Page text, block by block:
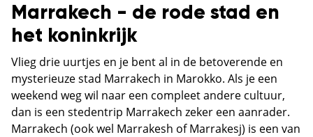
Marrakech - de rode stad en
het koninkrijk
Vlieg drie uurtjes en je bent al in de betoverende en
mysterieuze stad Marrakech in Marokko. Als je een
weekend weg wil naar een compleet andere cultuur,
dan is een stedentrip Marrakech zeker een aanrader.
Marrakech (ook wel Marrakesh of Marrakesj) is een van